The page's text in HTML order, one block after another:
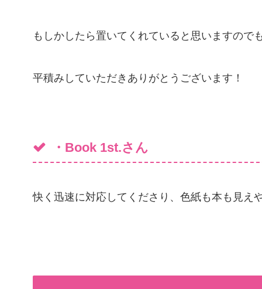
もしかしたら置いてくれていると思いますので
平積みしていただきありがとうございます！
・Book 1st.さん
快く迅速に対応してくださり、色紙も本も見え